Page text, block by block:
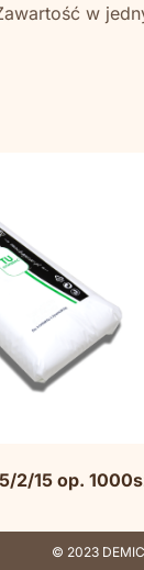
w
2/15 op.
© 2023